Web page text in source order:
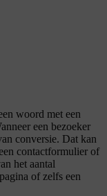
woord met een
een bezoeker
conversie. Dat kan
contactformulier of
het aantal
of zelfs een